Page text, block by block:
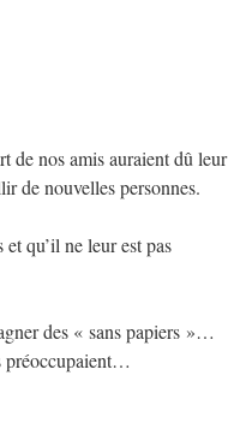
de nos amis auraient dû leur
de nouvelles personnes.
qu’il ne leur est pas
des « sans papiers »…
préoccupaient…